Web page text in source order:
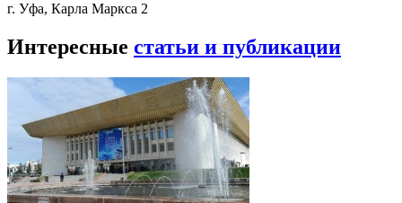
г. Уфа, Карла Маркса 2
Интересные статьи и публикации